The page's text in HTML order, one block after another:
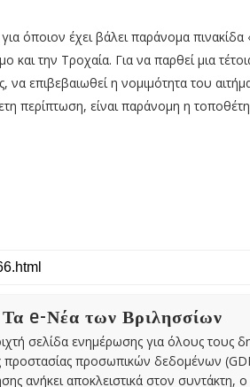
όποιον έχει βάλει παράνομα
και την Τροχαία. Για να παρθεί μια
να επιβεβαιωθεί η νομιμότητα του
περίπτωση, είναι παράνομη η
e-Νέα των Βριλησσίων
σελίδα ενημέρωσης για όλους τους
προστασίας προσωπικών δεδομένων
ανήκει αποκλειστικά στον συντάκτη,